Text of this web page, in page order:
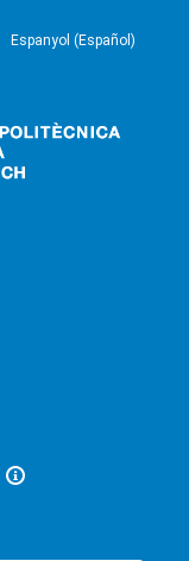
Espanyol (Español)